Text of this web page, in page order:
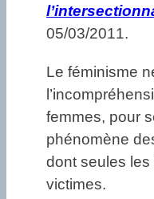
05/03/2011.
Le féminisme
femmes, pour
phénomène
dont seules
victimes.